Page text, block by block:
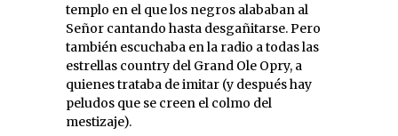
templo en el que los negros alababan al
Señor cantando hasta desgañitarse. Pero
también escuchaba en la radio a todas las
estrellas country del Grand Ole Opry, a
quienes trataba de imitar (y después hay
peludos que se creen el colmo del
mestizaje).